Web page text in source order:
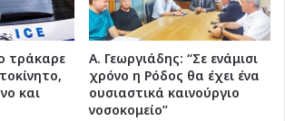
τράκαρε
και
Α. Γεωργιάδης: “Σε ενάμισι
χρόνο η Ρόδος θα έχει ένα
ουσιαστικά καινούργιο
νοσοκομείο”